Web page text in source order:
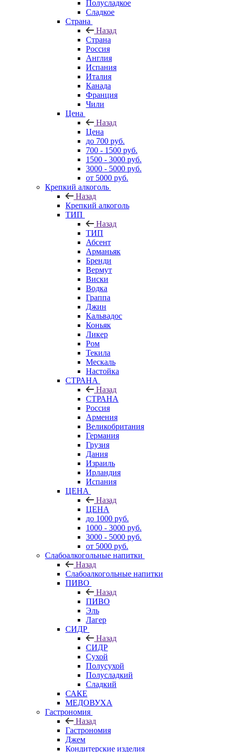
Полусладкое
Сладкое
Страна
Назад
Страна
Россия
Англия
Испания
Италия
Канада
Франция
Чили
Цена
Назад
Цена
до 700 руб.
700 - 1500 руб.
1500 - 3000 руб.
3000 - 5000 руб.
от 5000 руб.
Крепкий алкоголь
Назад
Крепкий алкоголь
ТИП
Назад
ТИП
Абсент
Арманьяк
Бренди
Вермут
Виски
Водка
Граппа
Джин
Кальвадос
Коньяк
Ликер
Ром
Текила
Мескаль
Настойка
СТРАНА
Назад
СТРАНА
Россия
Армения
Великобритания
Германия
Грузия
Дания
Израиль
Ирландия
Испания
ЦЕНА
Назад
ЦЕНА
до 1000 руб.
1000 - 3000 руб.
3000 - 5000 руб.
от 5000 руб.
Слабоалкогольные напитки
Назад
Слабоалкогольные напитки
ПИВО
Назад
ПИВО
Эль
Лагер
СИДР
Назад
СИДР
Сухой
Полусухой
Полусладкий
Сладкий
САКЕ
МЕДОВУХА
Гастрономия
Назад
Гастрономия
Джем
Кондитерские изделия